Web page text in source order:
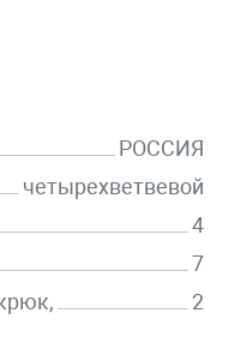
РОССИЯ
четырехветвевой
4
7
2